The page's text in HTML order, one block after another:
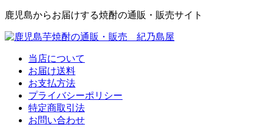
鹿児島からお届けする焼酎の通販・販売サイト
当店について
お届け送料
お支払方法
プライバシーポリシー
特定商取引法
お問い合わせ